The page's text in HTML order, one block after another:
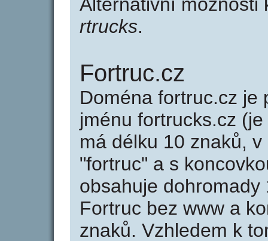
rtrucks.
Fortruc.cz
Doména fortruc.cz je
jménu fortrucks.cz
má délku 10 znaků,
"fortruc" a s
obsahuje
Fortruc bez www a
znaků. Vzhledem k